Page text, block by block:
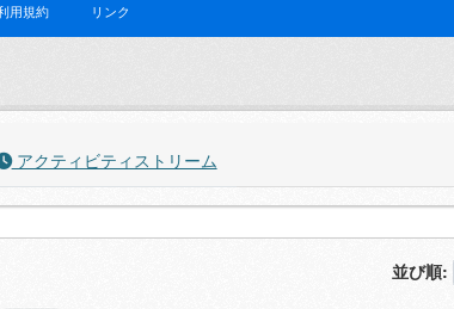
用規約 リンク
アクティビティストリーム
並び順